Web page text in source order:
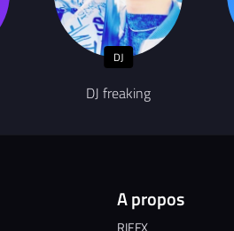
DJ
DJ freaking
A propos
RIFFX